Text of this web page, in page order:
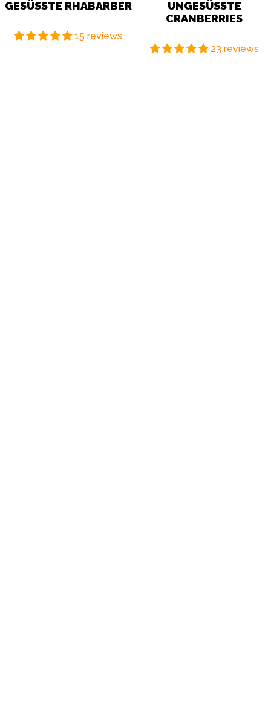
GESÜSSTE RHABARBER
15 reviews
UNGESÜSSTE C
RANBERRIES
23 reviews